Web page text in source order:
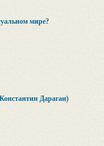
мире?
Дараган)